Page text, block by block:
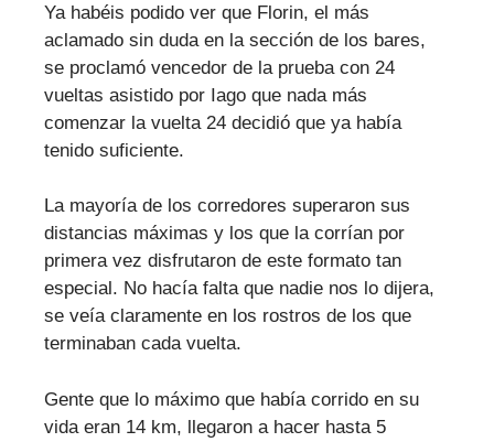
Ya habéis podido ver que Florin, el más
aclamado sin duda en la sección de los bares,
se proclamó vencedor de la prueba con 24
vueltas asistido por Iago que nada más
comenzar la vuelta 24 decidió que ya había
tenido suficiente.
La mayoría de los corredores superaron sus
distancias máximas y los que la corrían por
primera vez disfrutaron de este formato tan
especial. No hacía falta que nadie nos lo dijera,
se veía claramente en los rostros de los que
terminaban cada vuelta.
Gente que lo máximo que había corrido en su
vida eran 14 km, llegaron a hacer hasta 5